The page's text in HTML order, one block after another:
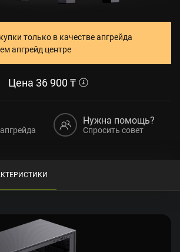
только в качестве апгрейда
апгрейд центре
Цена 36 900 ₸
Нужна помощь?
Спросить совет